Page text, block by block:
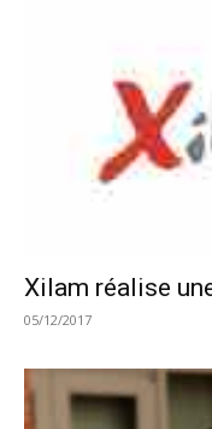
Xilam réalise
05/12/2017